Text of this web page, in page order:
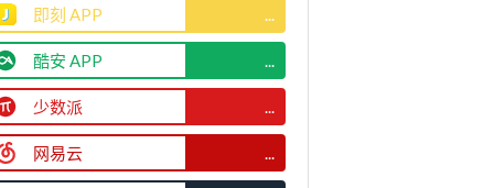
即刻 APP ...
酷安 APP ...
少数派 ...
网易云 ...